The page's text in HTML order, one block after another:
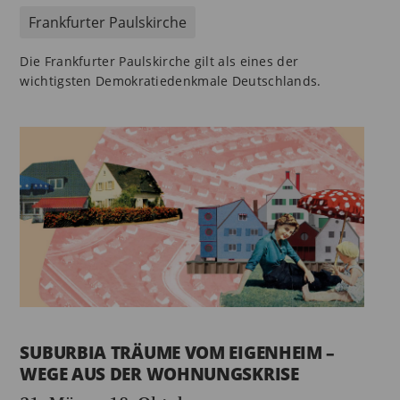
Frankfurter Paulskirche
Die Frankfurter Paulskirche gilt als eines der
wichtigsten Demokratiedenkmale Deutschlands.
SUBURBIA TRÄUME VOM EIGENHEIM –
WEGE AUS DER WOHNUNGSKRISE